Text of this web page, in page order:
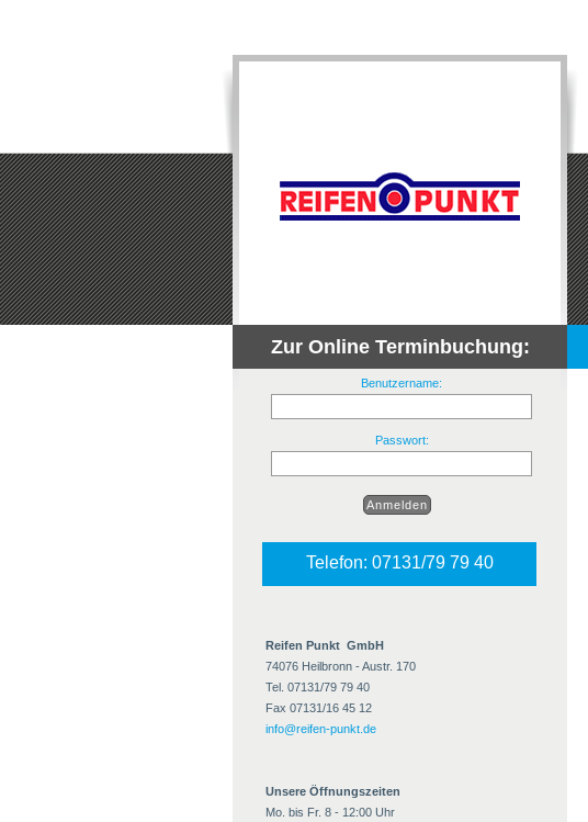
Zur Online Terminbuchung:
Benutzername:
Passwort:
Telefon: 07131/79 79 40
Reifen Punkt GmbH
74076 Heilbronn - Austr. 170
Tel. 07131/79 79 40
Fax 07131/16 45 12
info@reifen-punkt.de
Unsere Öffnungszeiten
Mo. bis Fr. 8 - 12:00 Uhr